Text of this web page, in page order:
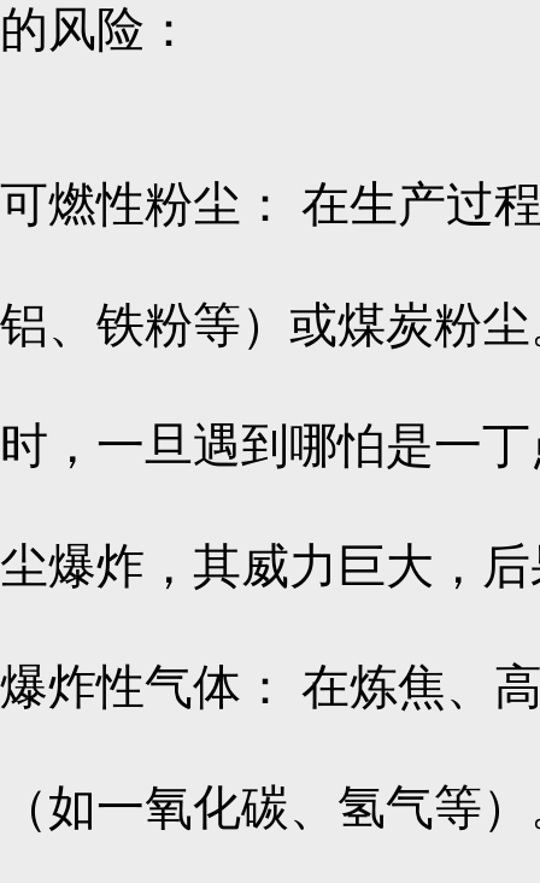
的风险：
可燃性粉尘： 在生产过
铝、铁粉等）或煤炭粉
时，一旦遇到哪怕是一
尘爆炸，其威力巨大，
爆炸性气体： 在炼焦、
（如一氧化碳、氢气等